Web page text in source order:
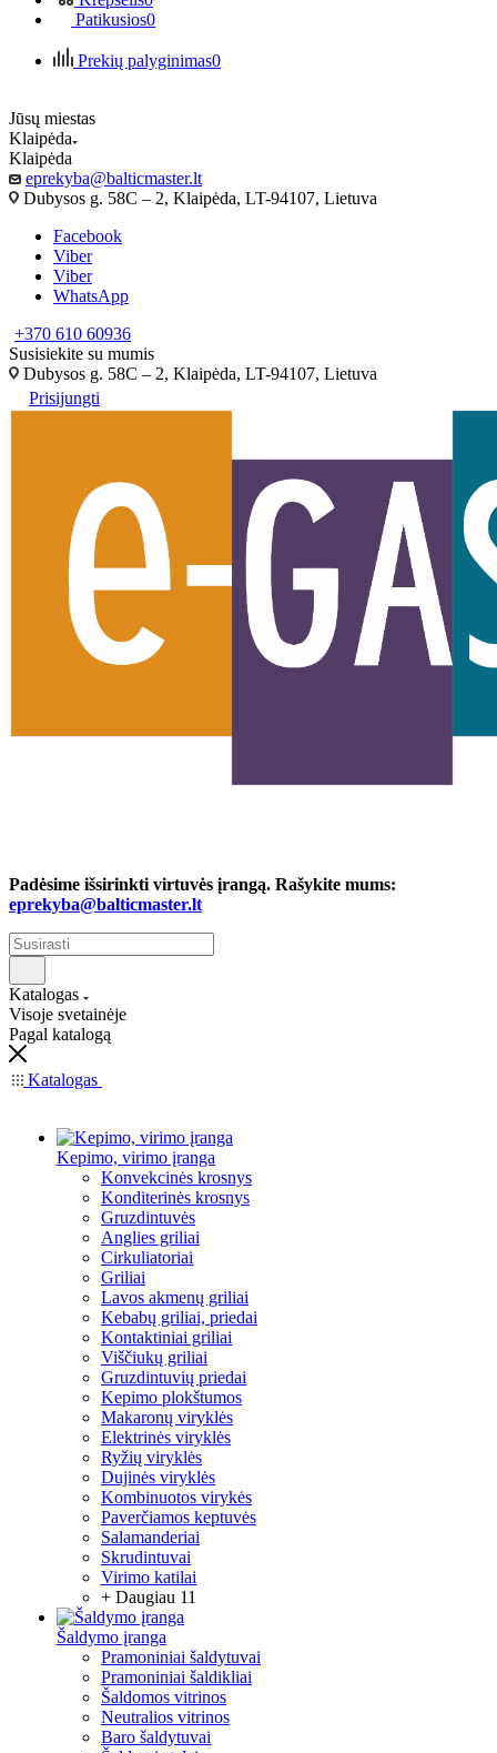
Patikusios0
Prekių palyginimas0
Jūsų miestas
Klaipėda
Klaipėda
eprekyba@balticmaster.lt
Dubysos g. 58C – 2, Klaipėda, LT-94107, Lietuva
Facebook
Viber
Viber
WhatsApp
+370 610 60936
Susisiekite su mumis
Dubysos g. 58C – 2, Klaipėda, LT-94107, Lietuva
Prisijungti
Padėsime išsirinkti virtuvės įrangą. Rašykite mums:
eprekyba@balticmaster.lt
Katalogas
Visoje svetainėje
Pagal katalogą
Katalogas
Kepimo, virimo įranga
Konvekcinės krosnys
Konditerinės krosnys
Gruzdintuvės
Anglies griliai
Cirkuliatoriai
Griliai
Lavos akmenų griliai
Kebabų griliai, priedai
Kontaktiniai griliai
Viščiukų griliai
Gruzdintuvių priedai
Kepimo plokštumos
Makaronų viryklės
Elektrinės viryklės
Ryžių viryklės
Dujinės viryklės
Kombinuotos virykės
Paverčiamos keptuvės
Salamanderiai
Skrudintuvai
Virimo katilai
+ Daugiau 11
Šaldymo įranga
Pramoniniai šaldytuvai
Pramoniniai šaldikliai
Šaldomos vitrinos
Neutralios vitrinos
Baro šaldytuvai